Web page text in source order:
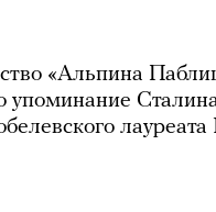
«Альпина
упоминание